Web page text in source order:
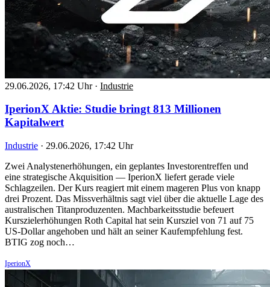
29.06.2026, 17:42 Uhr · Industrie
IperionX Aktie: Studie bringt 813 Millionen
Kapitalwert
Industrie · 29.06.2026, 17:42 Uhr
Zwei Analystenerhöhungen, ein geplantes Investorentreffen und
eine strategische Akquisition — IperionX liefert gerade viele
Schlagzeilen. Der Kurs reagiert mit einem mageren Plus von knapp
drei Prozent. Das Missverhältnis sagt viel über die aktuelle Lage des
australischen Titanproduzenten. Machbarkeitsstudie befeuert
Kurszielerhöhungen Roth Capital hat sein Kursziel von 71 auf 75
US-Dollar angehoben und hält an seiner Kaufempfehlung fest.
BTIG zog noch…
IperionX